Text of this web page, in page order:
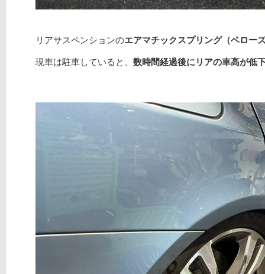
リアサスペンションのエアマチックスプリング（ベロー
現車は駐車していると、 数時間経過後にリアの車高が低